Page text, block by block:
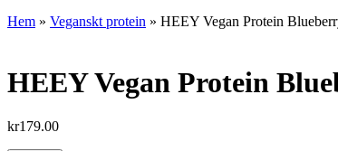
Hem » Veganskt protein » HEEY Vegan Protein
HEEY Vegan Protein
kr179.00